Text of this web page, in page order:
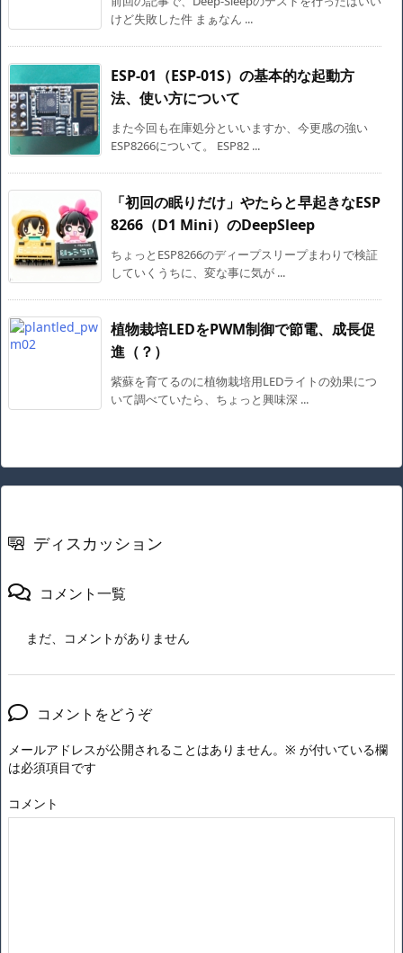
けど失敗した件 まぁなん ...
ESP-01（ESP-01S）の基本的な起動方
法、使い方について
また今回も在庫処分といいますか、今更感の強い
ESP8266について。 ESP82 ...
「初回の眠りだけ」やたらと早起きなESP
8266（D1 Mini）のDeepSleep
ちょっとESP8266のディープスリープまわりで検証
していくうちに、変な事に気が ...
植物栽培LEDをPWM制御で節電、成長促
進（？）
紫蘇を育てるのに植物栽培用LEDライトの効果につ
いて調べていたら、ちょっと興味深 ...
ディスカッション
コメント一覧
まだ、コメントがありません
コメントをどうぞ
メールアドレスが公開されることはありません。 ※ が付いている欄
は必須項目です
コメント